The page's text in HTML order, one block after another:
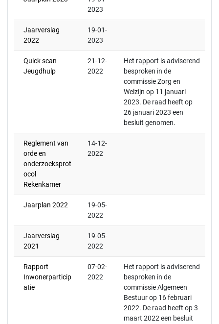
2023
Jaarverslag
2022
19-01-
2023
Quick scan
Jeugdhulp
21-12-
2022
Het rapport is adviserend
besproken in de
commissie Zorg en
Welzijn op 11 januari
2023. De raad heeft op
26 januari 2023 een
besluit genomen.
Reglement van
orde en
onderzoeksprot
ocol
Rekenkamer
14-12-
2022
Jaarplan 2022
19-05-
2022
Jaarverslag
2021
19-05-
2022
Rapport
Inwonerparticip
atie
07-02-
2022
Het rapport is adviserend
besproken in de
commissie Algemeen
Bestuur op 16 februari
2022. De raad heeft op 3
maart 2022 een besluit